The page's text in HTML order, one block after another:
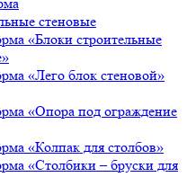
стеновые
«Блоки строительные
«Лего блок стеновой»
«Опора под ограждение
«Колпак для столбов»
«Столбики – бруски для